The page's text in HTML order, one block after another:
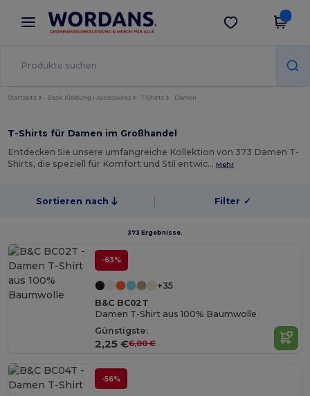
× Wordans App
Bessere Preise in der App!
App holen
Startseite Basic Kleidung | Accessoires T-Shirts Damen
T-Shirts für Damen im Großhandel
Entdecken Sie unsere umfangreiche Kollektion von 373 Damen T-
Shirts, die speziell für Komfort und Stil entwic… Mehr
Sortieren nach Filter ✓
373 Ergebnisse.
-63%
+35
B&C BC02T
Damen T-Shirt aus 100% Baumwolle
Günstigste:
2,25 €6,00 €
-56%